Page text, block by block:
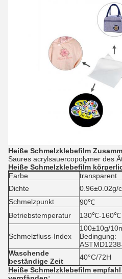
Heiße Schmelzklebefilm
Saures acrylsauercopolymer des
Heiße Schmelzklebefilm
Farbe
transparent
Dichte
0.96±0.02g/
Schmelzpunkt
90℃
Betriebstemperatur
130℃-160℃
Schmelzfluss-Index
100±10g/
Bedingung:
Waschende
beständige Zeit
40°C/72H
Heiße Schmelzklebefilm